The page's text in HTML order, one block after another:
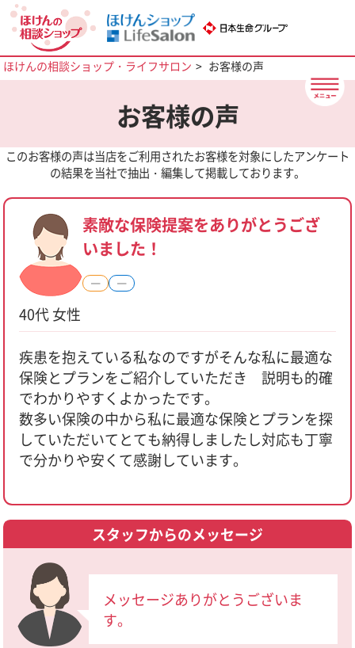
ほけんの相談ショップ・ライフサロン お客様の声
お客様の声
このお客様の声は当店をご利用されたお客様を対象にしたアンケート
の結果を当社で抽出・編集して掲載しております。
40代 女性
素敵な保険提案をありがとうござ
いました！
― ―
疾患を抱えている私なのですがそんな私に最適な
保険とプランをご紹介していただき 説明も的確
でわかりやすくよかったです。
数多い保険の中から私に最適な保険とプランを探
していただいてとても納得しましたし対応も丁寧
で分かりや安くて感謝しています。
スタッフからのメッセージ
メッセージありがとうございま
す。